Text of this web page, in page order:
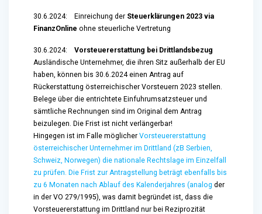
30.6.2024: Einreichung der Steuerklärungen 2023 via
FinanzOnline ohne steuerliche Vertretung
30.6.2024: Vorsteuererstattung bei Drittlandsbezug
Ausländische Unternehmer, die ihren Sitz außerhalb der EU
haben, können bis 30.6.2024 einen Antrag auf
Rückerstattung österreichischer Vorsteuern 2023 stellen.
Belege über die entrichtete Einfuhrumsatzsteuer und
sämtliche Rechnungen sind im Original dem Antrag
beizulegen. Die Frist ist nicht verlängerbar!
Hingegen ist im Falle möglicher Vorsteuererstattung
österreichischer Unternehmer im Drittland (zB Serbien,
Schweiz, Norwegen) die nationale Rechtslage im Einzelfall
zu prüfen. Die Frist zur Antragstellung beträgt ebenfalls bis
zu 6 Monaten nach Ablauf des Kalenderjahres (analog der
in der VO 279/1995), was damit begründet ist, dass die
Vorsteuererstattung im Drittland nur bei Reziprozität